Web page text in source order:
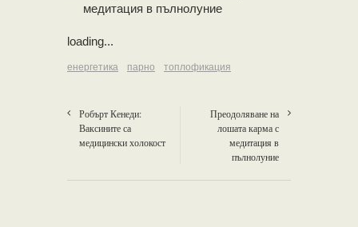
медитация в пълнолуние
loading...
енергетика парно топлофикация
Робърт Кенеди:
Ваксините са
медицински холокост
Преодоляване на
лошата карма с
медитация в
пълнолуние